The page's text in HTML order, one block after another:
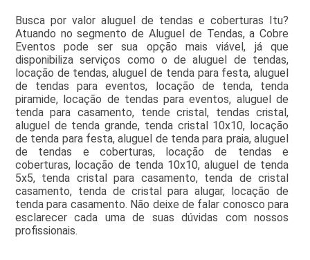
Busca por valor aluguel de tendas e coberturas Itu?
Atuando no segmento de Aluguel de Tendas, a Cobre
Eventos pode ser sua opção mais viável, já que
disponibiliza serviços como o de aluguel de tendas,
locação de tendas, aluguel de tenda para festa, aluguel
de tendas para eventos, locação de tenda, tenda
piramide, locação de tendas para eventos, aluguel de
tenda para casamento, tende cristal, tendas cristal,
aluguel de tenda grande, tenda cristal 10x10, locação
de tenda para festa, aluguel de tenda para praia, aluguel
de tendas e coberturas, locação de tendas e
coberturas, locação de tenda 10x10, aluguel de tenda
5x5, tenda cristal para casamento, tenda de cristal
casamento, tenda de cristal para alugar, locação de
tenda para casamento. Não deixe de falar conosco para
esclarecer cada uma de suas dúvidas com nossos
profissionais.